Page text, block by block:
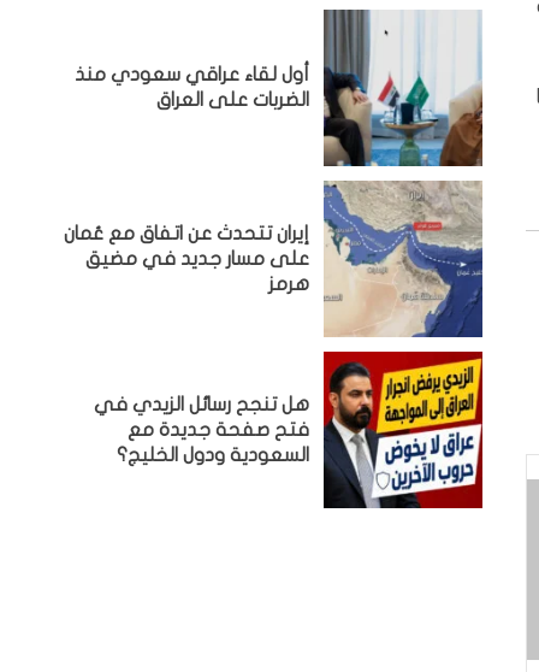
أول لقاء عراقي سعودي منذ
الضربات على العراق
إيران تتحدث عن اتفاق مع عُمان
على مسار جديد في مضيق
هرمز
هل تنجح رسائل الزيدي في
فتح صفحة جديدة مع
السعودية ودول الخليج؟